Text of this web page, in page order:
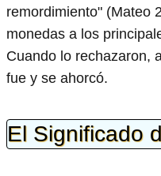
remordimiento" (Mateo
monedas a los
Cuando lo rechazaron,
fue y se ahorcó.
El Significado